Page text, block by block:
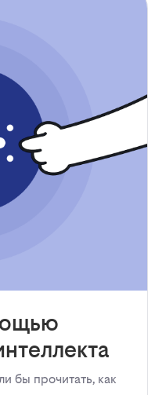
бы прочитать, как